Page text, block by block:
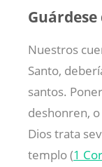
Nuestros
Santo,
santos.
deshonren,
Dios trata
templo (1